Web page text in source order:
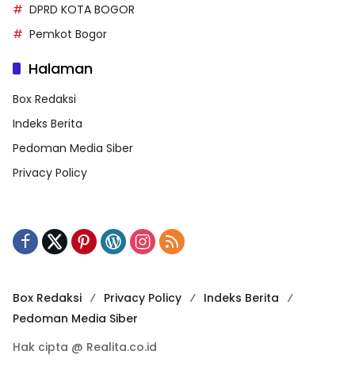
DPRD KOTA BOGOR
Pemkot Bogor
Halaman
Box Redaksi
Indeks Berita
Pedoman Media Siber
Privacy Policy
Box Redaksi Privacy Policy
Indeks Berita
Pedoman Media Siber
Hak cipta @ Realita.co.id